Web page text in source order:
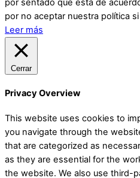
por sentado que está de
por no aceptar nuestra política
Leer más
Cerrar
Privacy Overview
This website uses cookies to
you navigate through the
that are categorized as
as they are essential for the
the website. We also use third-